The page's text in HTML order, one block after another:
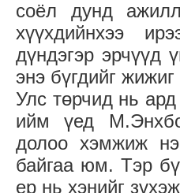
соёл дунд
хүүхдийнхээ
дүндэгэр эрчүүд
энэ бүгдийг
Улс төрчид нь
ийм үед
долоо хэмжиж
байгаа юм. Тэр
ер нь хэнийг